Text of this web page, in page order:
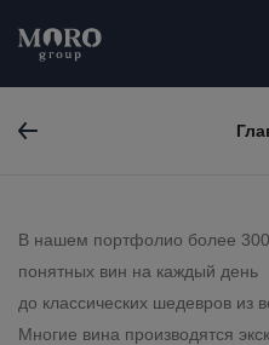
В нашем портфолио более
понятных вин на каждый день
до классических шедевров из
Многие вина производятся